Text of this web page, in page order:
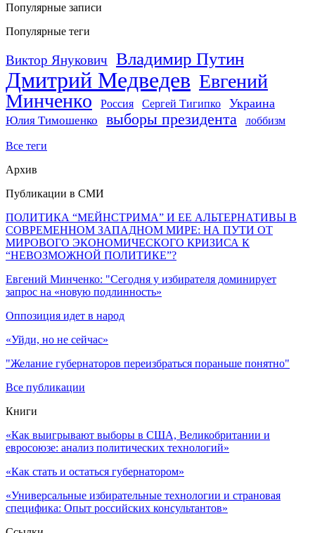
Популярные записи
Популярные теги
Виктор Янукович Владимир Путин
Дмитрий Медведев Евгений
Минченко
Россия Сергей Тигипко Украина
Юлия Тимошенко выборы президента лоббизм
Все теги
Архив
Публикации в СМИ
ПОЛИТИКА “МЕЙНСТРИМА” И ЕЕ АЛЬТЕРНАТИВЫ В
СОВРЕМЕННОМ ЗАПАДНОМ МИРЕ: НА ПУТИ ОТ
МИРОВОГО ЭКОНОМИЧЕСКОГО КРИЗИСА К
“НЕВОЗМОЖНОЙ ПОЛИТИКЕ”?
Евгений Минченко: "Сегодня у избирателя доминирует
запрос на «новую подлинность»
Оппозиция идет в народ
«Уйди, но не сейчас»
"Желание губернаторов переизбраться пораньше понятно"
Все публикации
Книги
«Как выигрывают выборы в США, Великобритании и
евросоюзе: анализ политических технологий»
«Как стать и остаться губернатором»
«Универсальные избирательные технологии и страновая
специфика: Опыт российских консультантов»